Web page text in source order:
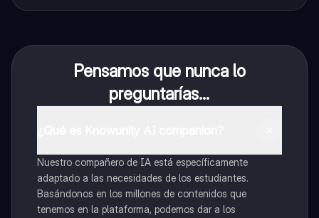
Pensamos que nunca lo
preguntarías...
Nuestro compañero de IA está específicamente
adaptado a las necesidades de los estudiantes.
Basándonos en los millones de contenidos que
tenemos en la plataforma, podemos dar a los